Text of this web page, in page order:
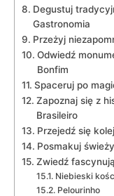
Degustuj
Gastronomia
Przeżyj
Odwiedź
Bonfim
Spaceruj‍ po
Zapoznaj się z
Brasileiro
Przejedź⁢ się
Posmakuj
Zwiedź
Niebieski
Pelourinho